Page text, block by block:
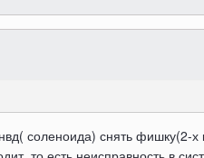
соленоида) снять